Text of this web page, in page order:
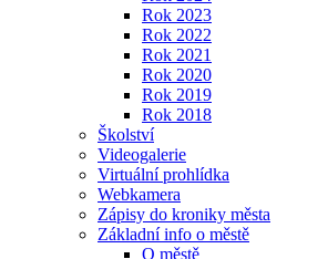
Rok 2023
Rok 2022
Rok 2021
Rok 2020
Rok 2019
Rok 2018
Školství
Videogalerie
Virtuální prohlídka
Webkamera
Zápisy do kroniky města
Základní info o městě
O městě